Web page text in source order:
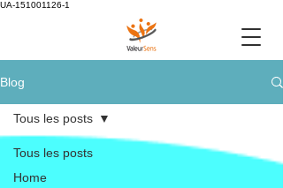
UA-151001126-1
Blog
Tous les posts
Home
Tous les posts